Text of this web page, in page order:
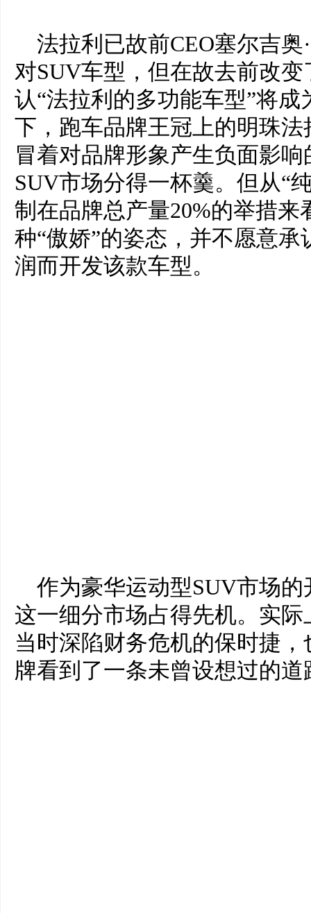
法拉利已故前CEO塞尔吉
对SUV车型，但在故去前改
认“法拉利的多功能车型”将
下，跑车品牌王冠上的明珠
冒着对品牌形象产生负面影
SUV市场分得一杯羹。但从“
制在品牌总产量20%的举措
种“傲娇”的姿态，并不愿意
润而开发该款车型。
作为豪华运动型SUV市场
这一细分市场占得先机。实
当时深陷财务危机的保时捷
牌看到了一条未曾设想过的道